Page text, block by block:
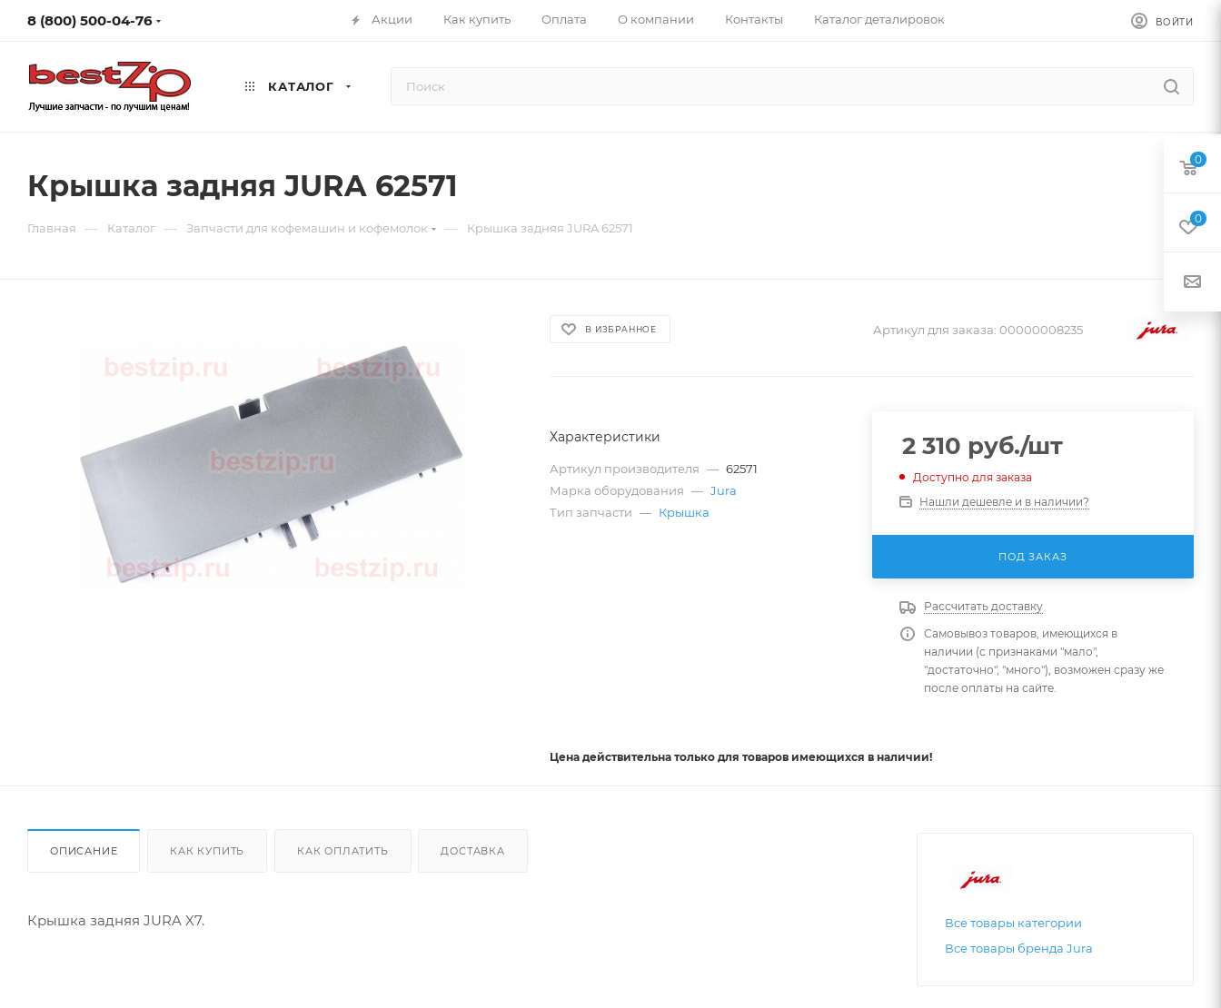
8 (800) 500-04-76 Акции Как купить Оплата О компании Контакты Каталог деталировок ВОЙТИ
КАТАЛОГ
Крышка задняя JURA 62571
Главная — Каталог — Запчасти для кофемашин и кофемолок — Крышка задняя JURA 62571
В ИЗБРАННОЕ Артикул для заказа: 00000008235
Характеристики
Артикул производителя — 62571
Марка оборудования — Jura
Тип запчасти — Крышка
2 310 руб./шт
Доступно для заказа
Нашли дешевле и в наличии?
ПОД ЗАКАЗ
Рассчитать доставку
Самовывоз товаров, имеющихся в
наличии (с признаками "мало",
"достаточно", "много"), возможен сразу же
после оплаты на сайте.
Цена действительна только для товаров имеющихся в наличии!
ОПИСАНИЕ КАК КУПИТЬ КАК ОПЛАТИТЬ ДОСТАВКА
Крышка задняя JURA X7.
Все товары категории
Все товары бренда Jura
0
0